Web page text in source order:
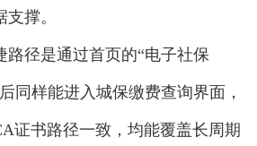
撑。
径是通过首页的“电子社保
同样能进入城保缴费查询界面，
证书路径一致，均能覆盖长周期